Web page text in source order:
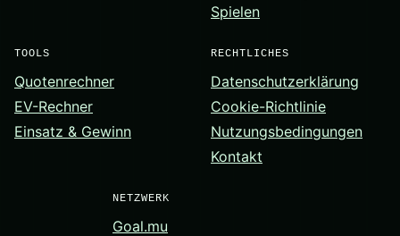
Spielen
TOOLS
Quotenrechner
EV-Rechner
Einsatz & Gewinn
RECHTLICHES
Datenschutzerklärung
Cookie-Richtlinie
Nutzungsbedingungen
Kontakt
NETZWERK
Goal.mu